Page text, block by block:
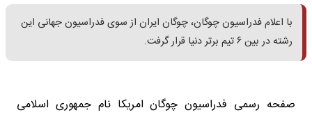
با اعلام فدراسیون چوگان، چوگان ایران از سوی فدراسیون جهانی این
رشته در بین ۶ تیم برتر دنیا قرار گرفت.
صفحه رسمی فدراسیون چوگان امریکا نام جمهوری اسلامی